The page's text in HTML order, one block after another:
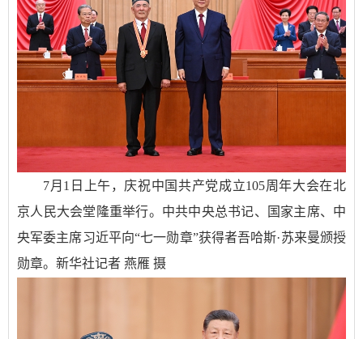
7月1日上午，庆祝中国共产党成立105周年大会在北
京人民大会堂隆重举行。中共中央总书记、国家主席、中
央军委主席习近平向“七一勋章”获得者吾哈斯·苏来曼颁授
勋章。新华社记者 燕雁 摄